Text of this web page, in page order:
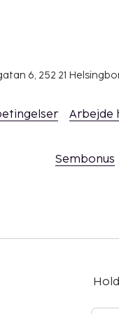
og håndklæder
6, 252 21
Arbejde
Sembonus